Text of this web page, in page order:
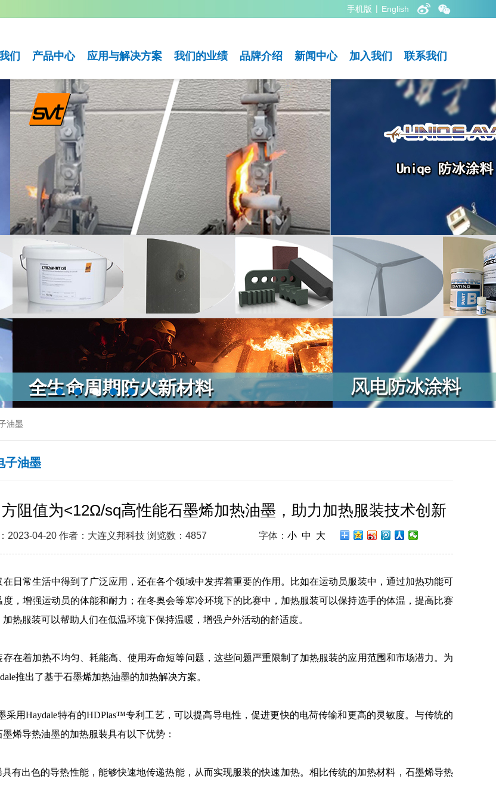
手机版 | English
们 产品中心 应用与解决方案 我们的业绩 品牌介绍 新闻中心 加入我们 联系我们
油墨
子油墨
阻值为<12Ω/sq高性能石墨烯加热油墨，助力加热服装技术创新
2023-04-20 作者：大连义邦科技 浏览数：4857 字体： 小 中 大
日常生活中得到了广泛应用，还在各个领域中发挥着重要的作用。比如在运动员服装中，通过加热功能可
度，增强运动员的体能和耐力；在冬奥会等寒冷环境下的比赛中，加热服装可以保持选手的体温，提高比赛
热服装可以帮助人们在低温环境下保持温暖，增强户外活动的舒适度。
在着加热不均匀、耗能高、使用寿命短等问题，这些问题严重限制了加热服装的应用范围和市场潜力。为
推出了基于石墨烯加热油墨的加热解决方案。
采用Haydale特有的HDPlas™专利工艺，可以提高导电性，促进更快的电荷传输和更高的灵敏度。与传统的
烯导热油墨的加热服装具有以下优势：
有出色的导热性能，能够快速地传递热能，从而实现服装的快速加热。相比传统的加热材料，石墨烯导热